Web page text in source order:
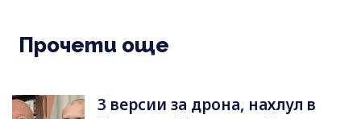
Прочети още
3 версии за дрона, нахлул в